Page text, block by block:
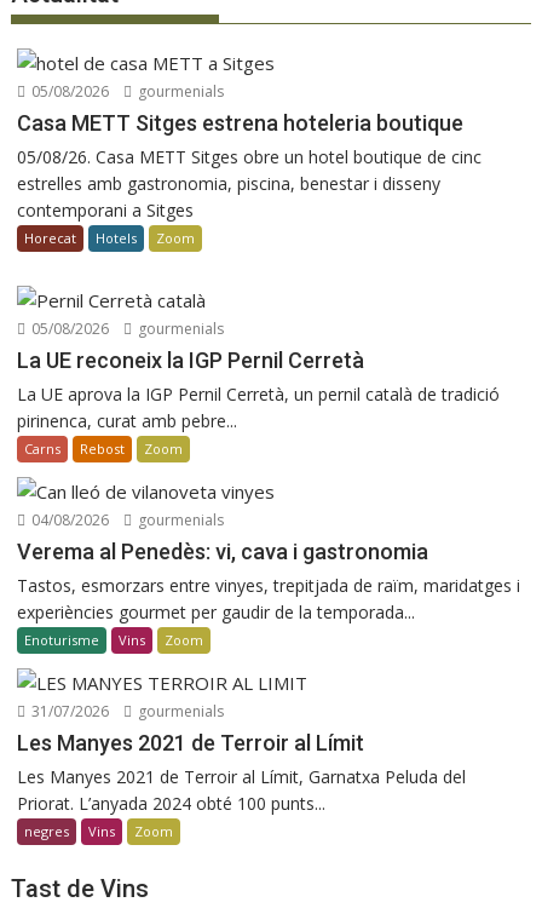
05/08/2026 gourmenials
Casa METT Sitges estrena hoteleria boutique
05/08/26. Casa METT Sitges obre un hotel boutique de cinc
estrelles amb gastronomia, piscina, benestar i disseny
contemporani a Sitges
Horecat Hotels Zoom
05/08/2026 gourmenials
La UE reconeix la IGP Pernil Cerretà
La UE aprova la IGP Pernil Cerretà, un pernil català de tradició
pirinenca, curat amb pebre...
Carns Rebost Zoom
04/08/2026 gourmenials
Verema al Penedès: vi, cava i gastronomia
Tastos, esmorzars entre vinyes, trepitjada de raïm, maridatges i
experiències gourmet per gaudir de la temporada...
Enoturisme Vins Zoom
31/07/2026 gourmenials
Les Manyes 2021 de Terroir al Límit
Les Manyes 2021 de Terroir al Límit, Garnatxa Peluda del
Priorat. L’anyada 2024 obté 100 punts...
negres Vins Zoom
Tast de Vins